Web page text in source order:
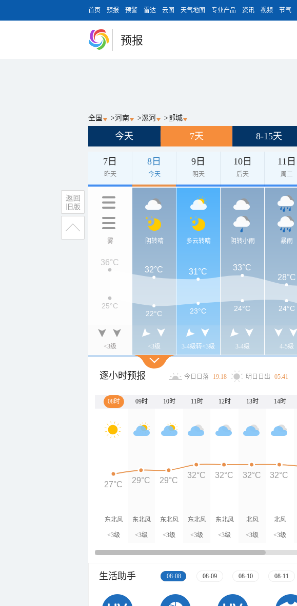
首页 预报 预警 雷达 云图 天气地图 专业产品 资讯 视频 节气
预报
全国 >河南 >漯河 > 郾城
今天 7天 8-15天
7日
昨天
8日
今天
9日
明天
10日
后天
11日
周二
雾
<3级
阴转晴
<3级
多云转晴
3-4级转<3级
阴转小雨
3-4级
暴雨
4-5级
36°C
32°C 31°C
33°C
28°C
25°C
22°C
23°C 24°C
24°C
逐小时预报 今日日落 19:18 明日日出 05:41
08时 09时 10时 11时 12时 13时 14时
东北风
<3级
东北风
<3级
东北风
<3级
东北风
<3级
东北风
<3级
北风
<3级
北风
<3级
27°C 29°C 29°C
32°C 32°C 32°C 32°C
生活助手 08-08 08-09 08-10 08-11